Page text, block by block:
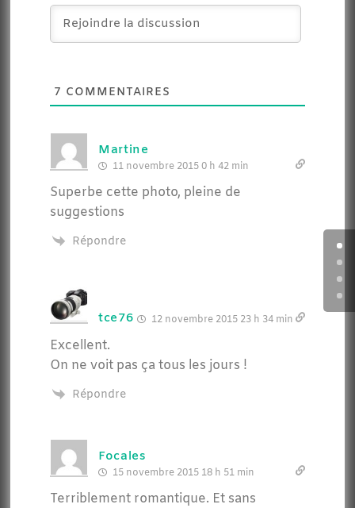
7 COMMENTAIRES
Martine
11 novembre 2015 0 h 42 min
Superbe cette photo, pleine de
suggestions
Répondre
tce76 12 novembre 2015 23 h 34 min
Excellent.
On ne voit pas ça tous les jours !
Répondre
Focales
15 novembre 2015 18 h 51 min
Terriblement romantique. Et sans